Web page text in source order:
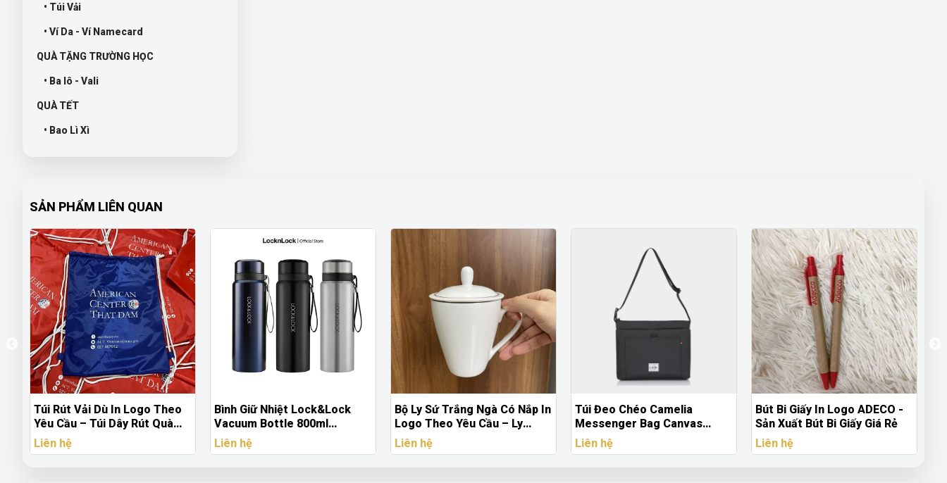
• Túi Vải
• Ví Da - Ví Namecard
QUÀ TẶNG TRƯỜNG HỌC
• Ba lô - Vali
QUÀ TẾT
• Bao Lì Xì
SẢN PHẨM LIÊN QUAN
Túi Rút Vải Dù In Logo Theo
Yêu Cầu – Túi Dây Rút Quà
Tặng Sự Kiện
Liên hệ
Bình Giữ Nhiệt Lock&Lock
Vacuum Bottle 800ml
(LHC6180) – In Logo Theo
Yêu Cầu
Liên hệ
Bộ Ly Sứ Trắng Ngà Có Nắp In
Logo Theo Yêu Cầu – Ly
Uống Trà Thanh Lịch
Liên hệ
Túi Đeo Chéo Camelia
Messenger Bag Canvas
Chống Nước
Liên hệ
Bút Bi Giấy In Logo ADECO -
Sản Xuất Bút Bi Giấy Giá Rẻ
Liên hệ